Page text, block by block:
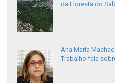
da Floresta do
Ana Maria
Trabalho fala